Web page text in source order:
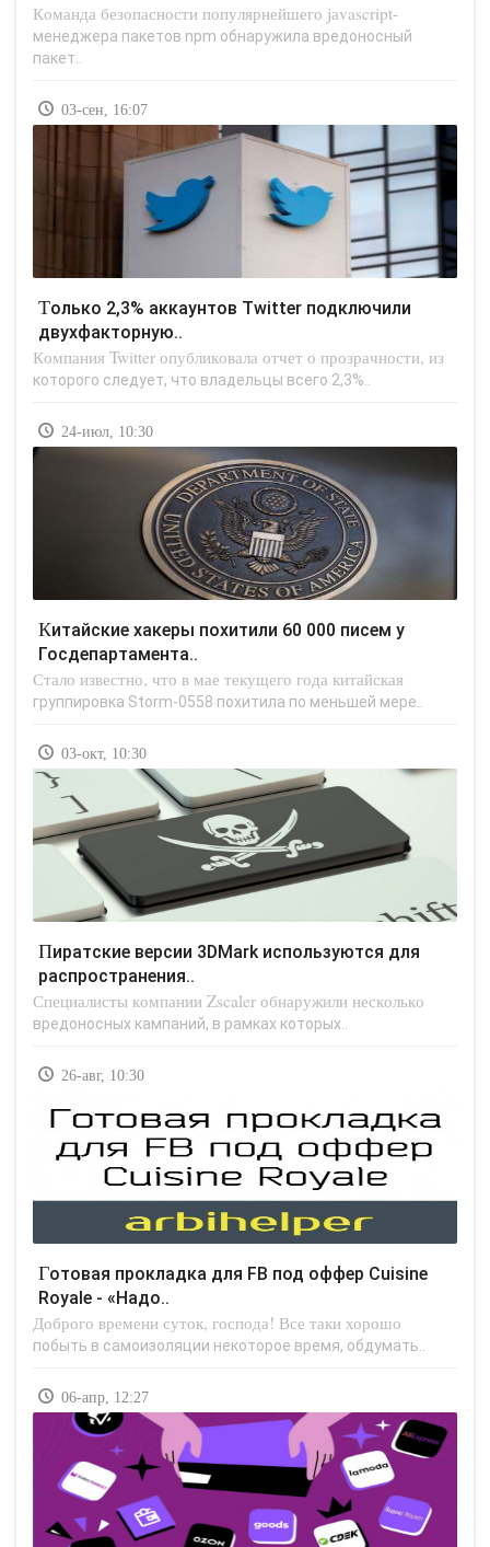
Команда безопасности популярнейшего jаvascript-
менеджера пакетов npm обнаружила вредоносный
пакет..
03-сен, 16:07
Только 2,3% аккаунтов Twitter подключили
двухфакторную..
Компания Twitter опубликовала отчет о прозрачности, из
которого следует, что владельцы всего 2,3%..
24-июл, 10:30
Китайские хакеры похитили 60 000 писем у
Госдепартамента..
Стало известно, что в мае текущего года китайская
группировка Storm-0558 похитила по меньшей мере..
03-окт, 10:30
Пиратские версии 3DMark используются для
распространения..
Специалисты компании Zscaler обнаружили несколько
вредоносных кампаний, в рамках которых..
26-авг, 10:30
Готовая прокладка для FB под оффер Cuisine
Royale - «Надо..
Доброго времени суток, господа! Все таки хорошо
побыть в самоизоляции некоторое время, обдумать..
06-апр, 12:27